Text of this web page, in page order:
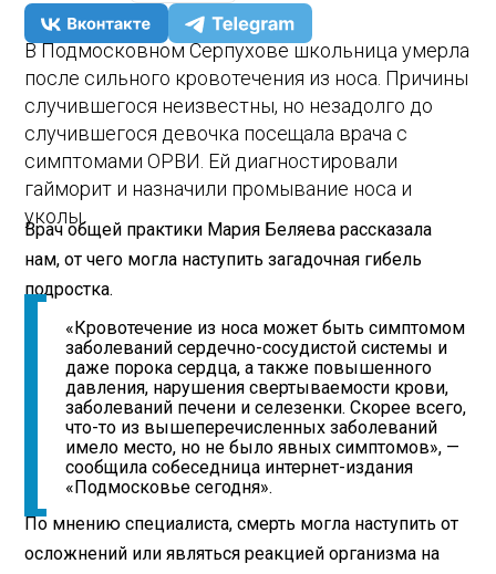
В Подмосковном Серпухове школьница умерла
после сильного кровотечения из носа. Причины
случившегося неизвестны, но незадолго до
случившегося девочка посещала врача с
симптомами ОРВИ. Ей диагностировали
гайморит и назначили промывание носа и
уколы.
Врач общей практики Мария Беляева рассказала
нам, от чего могла наступить загадочная гибель
подростка.
«Кровотечение из носа может быть симптомом
заболеваний сердечно-сосудистой системы и
даже порока сердца, а также повышенного
давления, нарушения свертываемости крови,
заболеваний печени и селезенки. Скорее всего,
что-то из вышеперечисленных заболеваний
имело место, но не было явных симптомов», —
сообщила собеседница интернет-издания
«Подмосковье сегодня».
По мнению специалиста, смерть могла наступить от
осложнений или являться реакцией организма на